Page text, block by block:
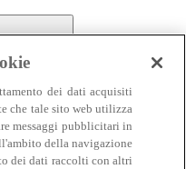
Carne
dei dati acquisiti
che tale sito web utilizza
messaggi pubblicitari in
della navigazione
dei dati raccolti con altri